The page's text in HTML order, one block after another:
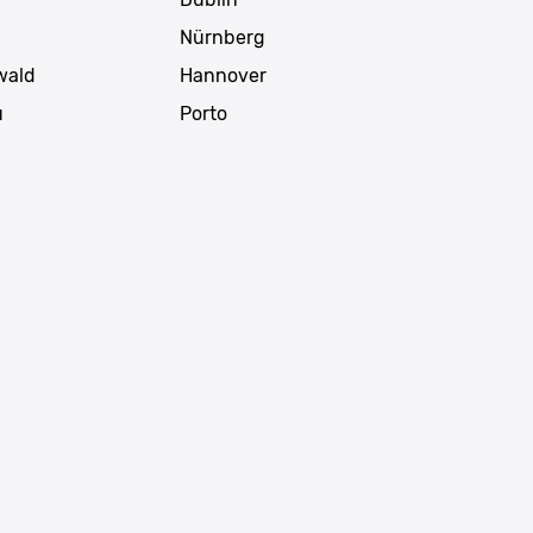
Nürnberg
Hannover
Porto